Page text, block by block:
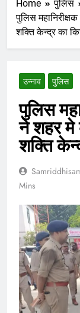
Home
पुलिस
पुलिस
शक्ति केन्द्र का
उन्नाव पुलिस
पुलिस
ने शहर मे
शक्ति
Mins